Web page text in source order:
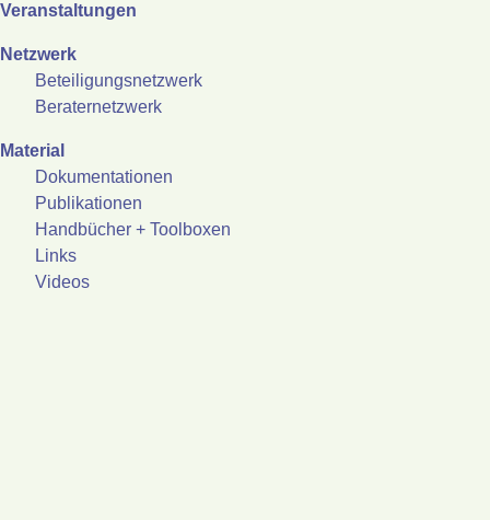
Veranstaltungen
Netzwerk
Beteiligungsnetzwerk
Beraternetzwerk
Material
Dokumentationen
Publikationen
Handbücher + Toolboxen
Links
Videos